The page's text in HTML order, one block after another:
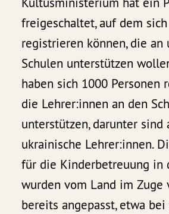
freigeschaltet, auf dem
registrieren können, die an
Schulen unterstützen
haben sich 1000 Personen
die Lehrer:innen an den
unterstützen, darunter sind
ukrainische Lehrer:innen.
für die Kinderbetreuung in
wurden vom Land im Zuge
bereits angepasst, etwa